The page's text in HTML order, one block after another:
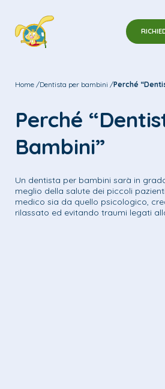
Home Dentista per bambini
Perché
Bambini”
Un dentista per bambini sarà in
meglio della salute dei piccoli
medico sia da quello psicologico,
rilassato ed evitando traumi legati